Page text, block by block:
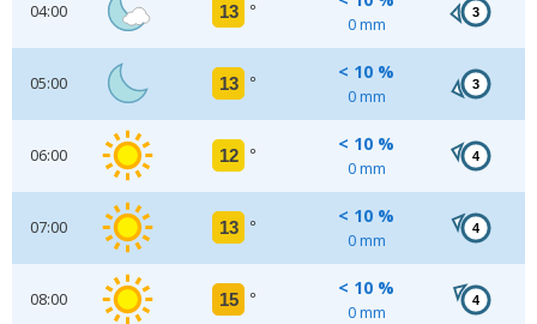
04:00 13 °
0 mm
3
05:00 13 °
< 10 %
0 mm
3
06:00 12 °
< 10 %
0 mm
4
07:00 13 °
< 10 %
0 mm
4
08:00 15 °
< 10 %
0 mm
4